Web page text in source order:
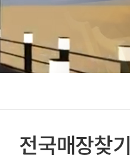
전국매장찾기